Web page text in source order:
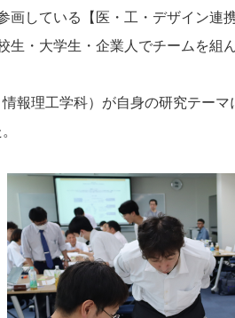
している【医・工・デザイン連
・大学生・企業人でチームを組
報理工学科）が自身の研究テー